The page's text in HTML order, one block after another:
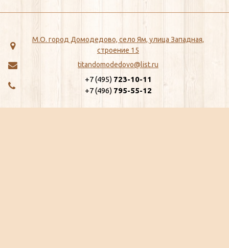
М.О. город Домодедово, село Ям, улица Западная,
строение 15
titandomodedovo@list.ru
+7 (495) 723-10-11
+7 (496) 795-55-12